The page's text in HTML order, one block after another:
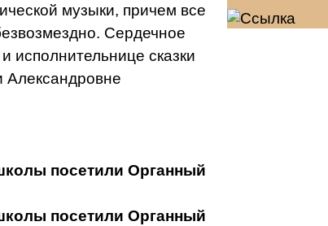
музыки, причем все
Сердечное
исполнительнице сказки
посетили Органный
посетили Органный